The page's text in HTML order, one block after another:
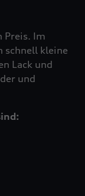
Preis. Im
schnell kleine
Lack und
und